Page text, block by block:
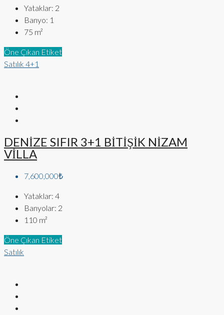
Yataklar: 2
Banyo: 1
75 m²
Öne Çıkan Etiket
Satılık 4+1
DENİZE SIFIR 3+1 BİTİŞİK NİZAM
VİLLA
7,600,000₺
Yataklar: 4
Banyolar: 2
110 m²
Öne Çıkan Etiket
Satılık